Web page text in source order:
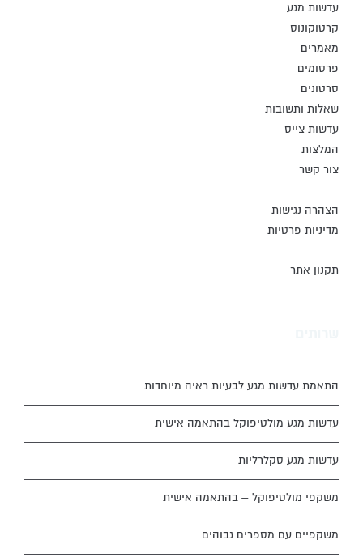
עדשות מגע
קרטוקונוס
מאמרים
פרסומים
סרטונים
שאלות ותשובות
עדשות צייס
המלצות
צור קשר
הצהרה נגישות
מדיניות פרטיות
תקנון אתר
התאמת עדשות מגע לבעיות ראיה מיוחדות
עדשות מגע מולטיפוקל בהתאמה אישית
עדשות מגע סקלרליות
משקפי מולטיפוקל – בהתאמה אישית
משקפיים עם מספרים גבוהים